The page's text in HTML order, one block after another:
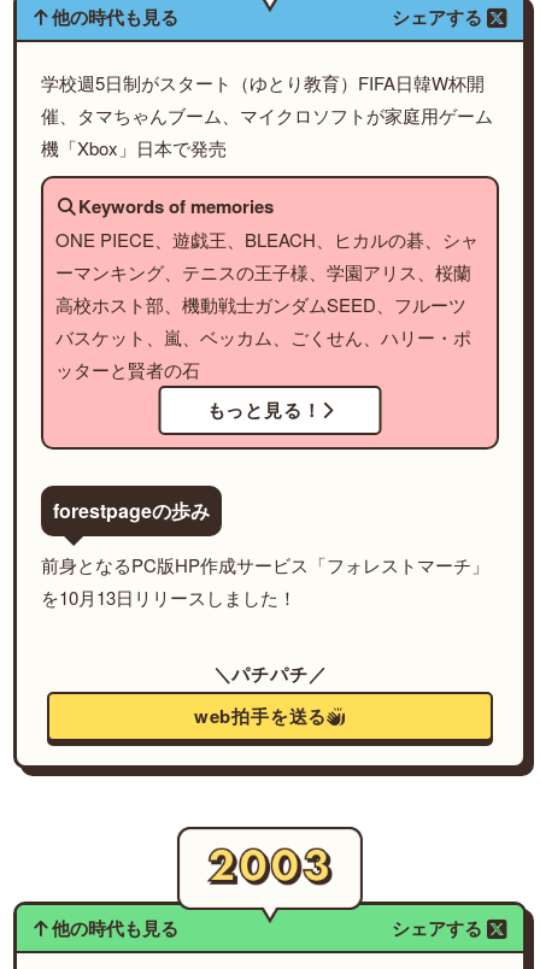
他の時代も見る シェアする
学校週5日制がスタート（ゆとり教育）FIFA日韓W杯開
催、タマちゃんブーム、マイクロソフトが家庭用ゲーム
機「Xbox」日本で発売
Keywords of memories
ONE PIECE、遊戯王、BLEACH、ヒカルの碁、シャ
ーマンキング、テニスの王子様、学園アリス、桜蘭
高校ホスト部、機動戦士ガンダムSEED、フルーツ
バスケット、嵐、ベッカム、ごくせん、ハリー・ポ
ッターと賢者の石
もっと見る！
forestpageの歩み
前身となるPC版HP作成サービス「フォレストマーチ」
を10月13日リリースしました！
＼パチパチ／
web拍手を送る
他の時代も見る シェアする